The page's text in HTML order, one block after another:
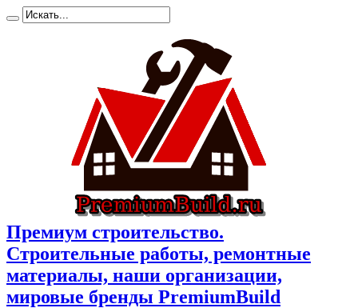
Премиум cтроительство.
Cтроительные работы, ремонтные
материалы, наши организации,
мировые бренды PremiumBuild